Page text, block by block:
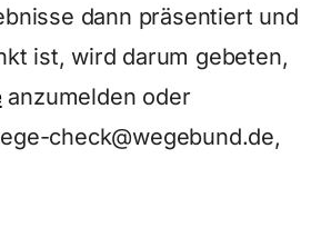
dann präsentiert und
ist, wird darum gebeten,
anzumelden oder
check@wegebund.de,